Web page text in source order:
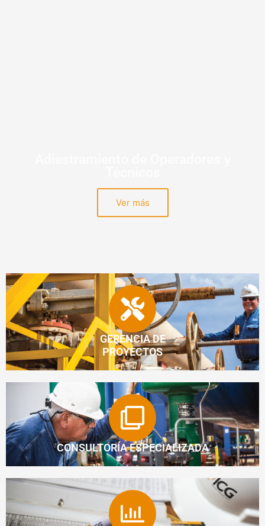
Ver más
GERENCIA DE
PROYECTOS
CONSULTORÍA ESPECIALIZADA